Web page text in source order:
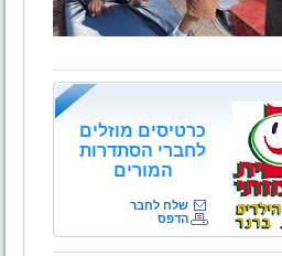
כרטיסים מוזלים
לחברי הסתדרות
המורים
שלח לחבר
הדפס